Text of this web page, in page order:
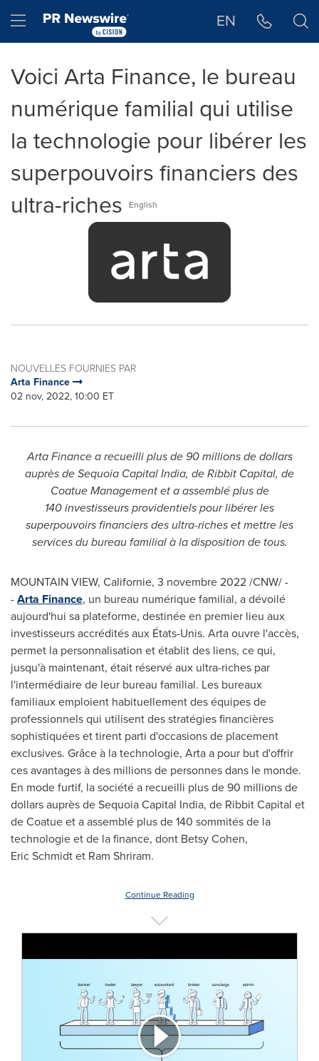
Hamburger menu EN
Voici Arta Finance, le bureau
numérique familial qui utilise
la technologie pour libérer les
superpouvoirs financiers des
ultra-riches
English
NOUVELLES FOURNIES PAR
Arta Finance
02 nov, 2022, 10:00 ET
Arta Finance a recueilli plus de 90 millions de dollars
auprès de Sequoia Capital India, de Ribbit Capital, de
Coatue Management et a assemblé plus de
140 investisseurs providentiels pour libérer les
superpouvoirs financiers des ultra-riches et mettre les
services du bureau familial à la disposition de tous.
MOUNTAIN VIEW, Californie, 3 novembre 2022/CNW/ -
-Arta Finance, un bureau numérique familial, a dévoilé
aujourd'hui sa plateforme, destinée en premier lieu aux
investisseurs accrédités aux États-Unis. Arta ouvre l'accès,
permet la personnalisation et établit des liens, ce qui,
jusqu'à maintenant, était réservé aux ultra-riches par
l'intermédiaire de leur bureau familial. Les bureaux
familiaux emploient habituellement des équipes de
professionnels qui utilisent des stratégies financières
sophistiquées et tirent parti d'occasions de placement
exclusives. Grâce à la technologie, Arta a pour but d'offrir
ces avantages à des millions de personnes dans le monde.
En mode furtif, la société a recueilli plus de 90 millions de
dollars auprès de Sequoia Capital India, de Ribbit Capital et
de Coatue et a assemblé plus de 140 sommités de la
technologie et de la finance, dont Betsy Cohen,
Eric Schmidt et Ram Shriram.
Continue Reading